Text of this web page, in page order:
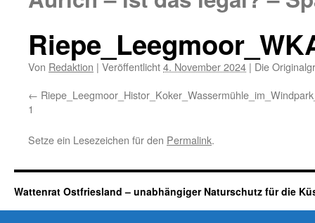
Von Redaktion | Veröffentlicht4. November 2024 | Die
1
Setze ein Lesezeichen für den Permalink.
Wattenrat Ostfriesland – unabhängiger Naturschutz für die